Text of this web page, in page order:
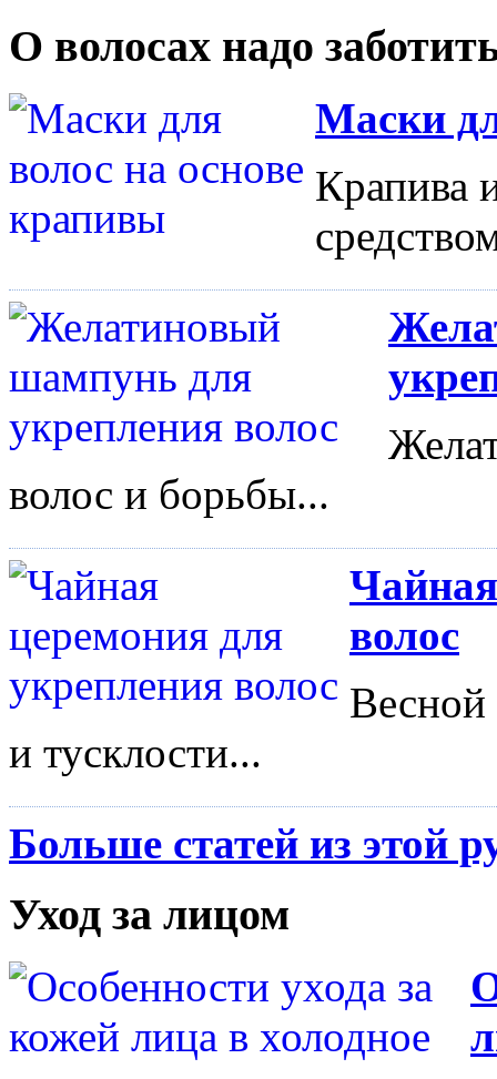
О волосах надо
Маски
Крапива
волос и борьбы...
волос
Весной
и тусклости...
Больше статей из этой
Уход за лицом